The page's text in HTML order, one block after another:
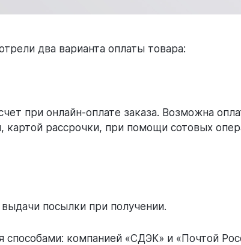
два варианта оплаты товара:
при онлайн-оплате заказа. Возможна
рассрочки, при помощи сотовых
посылки при получении.
способами: компанией «СДЭК» и «Почтой